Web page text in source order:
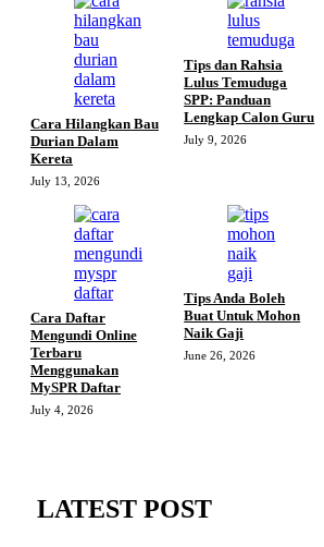
Cara Hilangkan Bau
Durian Dalam
Kereta
July 13, 2026
Tips dan Rahsia
Lulus Temuduga
SPP: Panduan
Lengkap Calon Guru
July 9, 2026
Cara Daftar
Mengundi Online
Terbaru
Menggunakan
MySPR Daftar
July 4, 2026
Tips Anda Boleh
Buat Untuk Mohon
Naik Gaji
June 26, 2026
LATEST POST